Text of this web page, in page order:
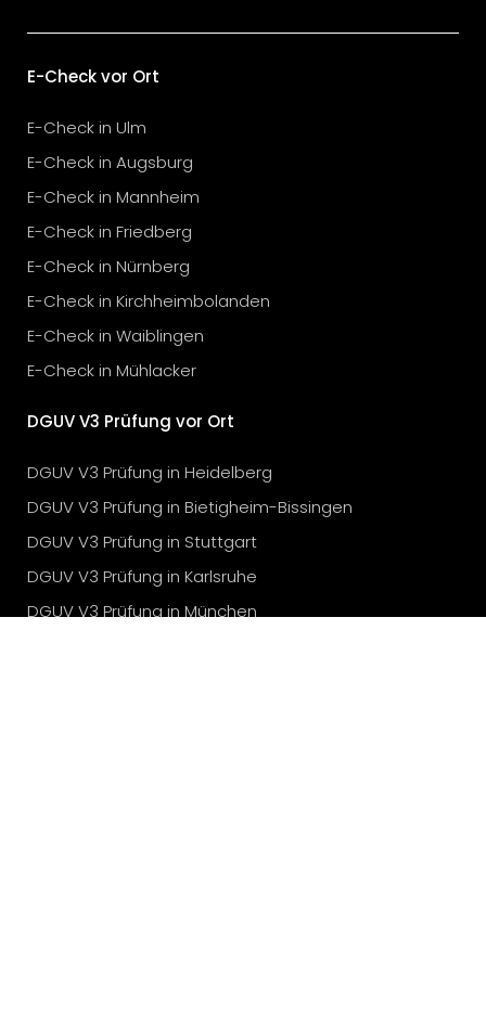
E-Check vor Ort
E-Check in Ulm
E-Check in Augsburg
E-Check in Mannheim
E-Check in Friedberg
E-Check in Nürnberg
E-Check in Kirchheimbolanden
E-Check in Waiblingen
E-Check in Mühlacker
DGUV V3 Prüfung vor Ort
DGUV V3 Prüfung in Heidelberg
DGUV V3 Prüfung in Bietigheim-Bissingen
DGUV V3 Prüfung in Stuttgart
DGUV V3 Prüfung in Karlsruhe
DGUV V3 Prüfung in München